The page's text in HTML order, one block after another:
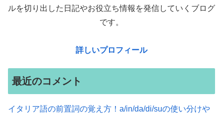
ルを切り出した日記やお役立ち情報を発信していくブログ
です。
詳しいプロフィール
最近のコメント
イタリア語の前置詞の覚え方！a/in/da/di/suの使い分けや